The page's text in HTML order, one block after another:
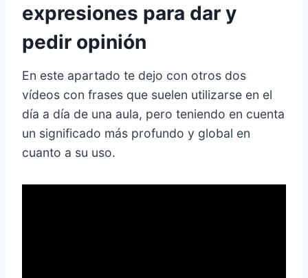
expresiones para dar y
pedir opinión
En este apartado te dejo con otros dos
vídeos con frases que suelen utilizarse en el
día a día de una aula, pero teniendo en cuenta
un significado más profundo y global en
cuanto a su uso.